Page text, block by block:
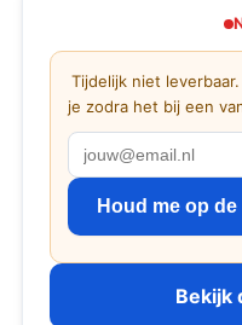
Tijdelijk niet
je zodra het bij een
Houd me op
Bekijk